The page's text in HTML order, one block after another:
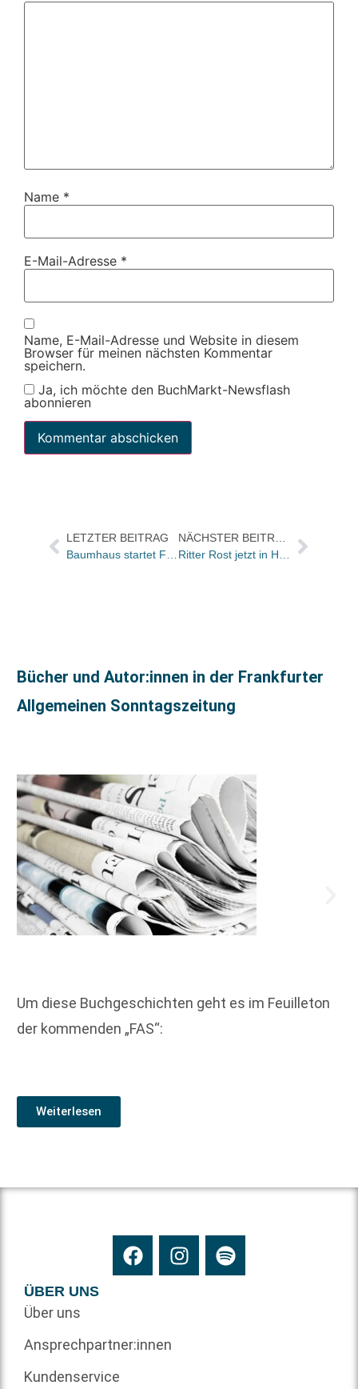
Name *
E-Mail-Adresse *
Name, E-Mail-Adresse und Website in diesem
Browser für meinen nächsten Kommentar
speichern.
Ja, ich möchte den BuchMarkt-Newsflash
abonnieren
LETZTER BEITRAG
Bücher und Autor:innen in der Frankfurter
Allgemeinen Sonntagszeitung
Um diese Buchgeschichten geht es im Feuilleton
der kommenden „FAS“:
Weiterlesen
ÜBER UNS
Über uns
Ansprechpartner:innen
Kundenservice